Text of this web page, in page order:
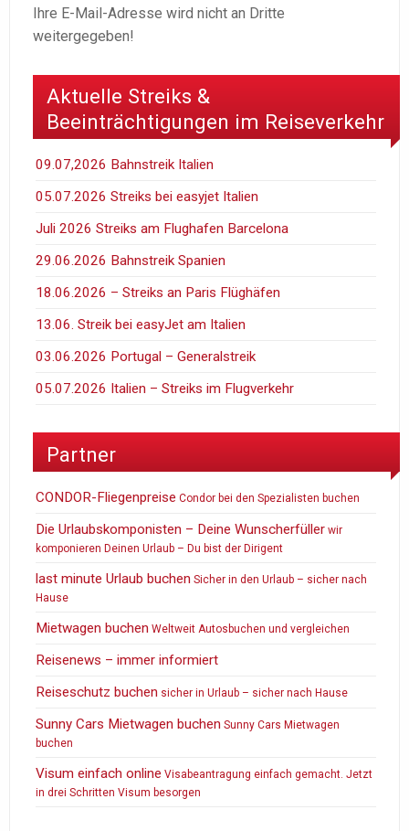
Ihre E-Mail-Adresse wird nicht an Dritte
weitergegeben!
Aktuelle Streiks &
Beeinträchtigungen im Reiseverkehr
09.07,2026 Bahnstreik Italien
05.07.2026 Streiks bei easyjet Italien
Juli 2026 Streiks am Flughafen Barcelona
29.06.2026 Bahnstreik Spanien
18.06.2026 – Streiks an Paris Flüghäfen
13.06. Streik bei easyJet am Italien
03.06.2026 Portugal – Generalstreik
05.07.2026 Italien – Streiks im Flugverkehr
Partner
CONDOR-Fliegenpreise Condor bei den Spezialisten buchen
Die Urlaubskomponisten – Deine Wunscherfüller wir
komponieren Deinen Urlaub – Du bist der Dirigent
last minute Urlaub buchen Sicher in den Urlaub – sicher nach
Hause
Mietwagen buchen Weltweit Autosbuchen und vergleichen
Reisenews – immer informiert
Reiseschutz buchen sicher in Urlaub – sicher nach Hause
Sunny Cars Mietwagen buchen Sunny Cars Mietwagen
buchen
Visum einfach online Visabeantragung einfach gemacht. Jetzt
in drei Schritten Visum besorgen